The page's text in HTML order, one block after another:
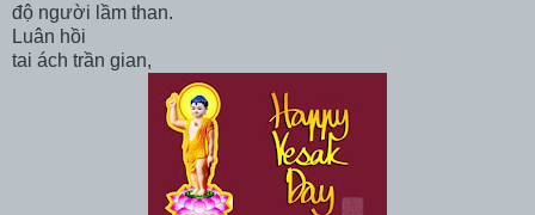
độ người lầm than.
Luân hồi
tai ách trần gian,